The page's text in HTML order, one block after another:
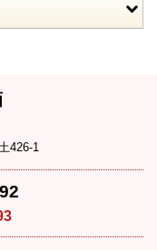
426-1